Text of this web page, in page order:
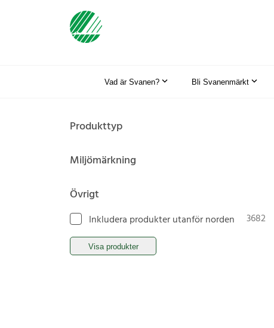
Vad är Svanen? Bli Svanenmärkt
Produkttyp
Miljömärkning
Övrigt
Inkludera produkter utanför norden 3682
Visa produkter